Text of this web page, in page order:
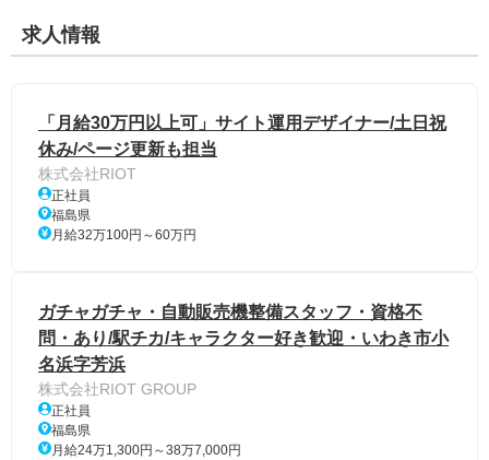
求人情報
「月給30万円以上可」サイト運用デザイナー/土日祝
休み/ページ更新も担当
株式会社RIOT
正社員
福島県
月給32万100円～60万円
ガチャガチャ・自動販売機整備スタッフ・資格不
問・あり/駅チカ/キャラクター好き歓迎・いわき市小
名浜字芳浜
株式会社RIOT GROUP
正社員
福島県
月給24万1,300円～38万7,000円